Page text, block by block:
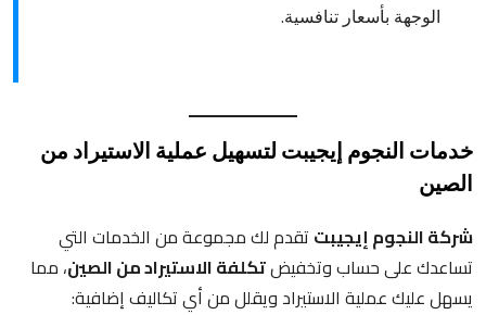
الوجهة بأسعار تنافسية.
خدمات النجوم إيجيبت لتسهيل عملية الاستيراد من
الصين
شركة النجوم إيجيبت تقدم لك مجموعة من الخدمات التي
تساعدك على حساب وتخفيضتكلفة الاستيراد من الصين، مما
يسهل عليك عملية الاستيراد ويقلل من أي تكاليف إضافية: